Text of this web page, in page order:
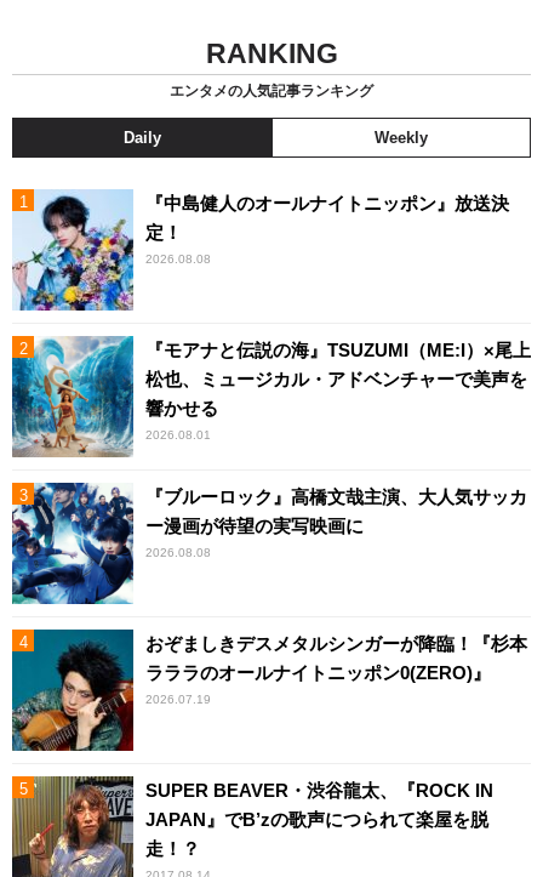
RANKING
エンタメの人気記事ランキング
Daily Weekly
『中島健人のオールナイトニッポン』放送決
定！
2026.08.08
『モアナと伝説の海』TSUZUMI（ME:I）×尾上
松也、ミュージカル・アドベンチャーで美声を
響かせる
2026.08.01
『ブルーロック』高橋文哉主演、大人気サッカ
ー漫画が待望の実写映画に
2026.08.08
おぞましきデスメタルシンガーが降臨！『杉本
ラララのオールナイトニッポン0(ZERO)』
2026.07.19
SUPER BEAVER・渋谷龍太、『ROCK IN
JAPAN』でB’zの歌声につられて楽屋を脱
走！？